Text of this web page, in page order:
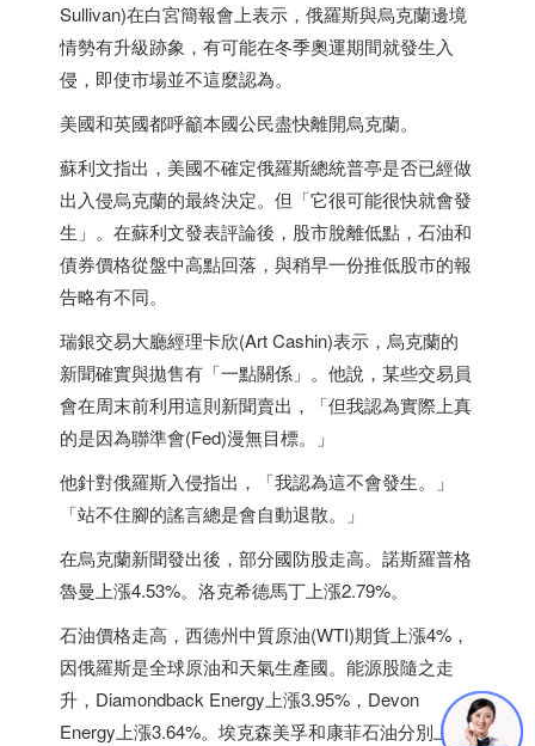
Sullivan)在白宮簡報會上表示，俄羅斯與烏克蘭邊境
情勢有升級跡象，有可能在冬季奧運期間就發生入
侵，即使市場並不這麼認為。
美國和英國都呼籲本國公民盡快離開烏克蘭。
蘇利文指出，美國不確定俄羅斯總統普亭是否已經做
出入侵烏克蘭的最終決定。但「它很可能很快就會發
生」。在蘇利文發表評論後，股市脫離低點，石油和
債券價格從盤中高點回落，與稍早一份推低股市的報
告略有不同。
瑞銀交易大廳經理卡欣(Art Cashin)表示，烏克蘭的
新聞確實與拋售有「一點關係」。他說，某些交易員
會在周末前利用這則新聞賣出，「但我認為實際上真
的是因為聯準會(Fed)漫無目標。」
他針對俄羅斯入侵指出，「我認為這不會發生。」
「站不住腳的謠言總是會自動退散。」
在烏克蘭新聞發出後，部分國防股走高。諾斯羅普格
魯曼上漲4.53%。洛克希德馬丁上漲2.79%。
石油價格走高，西德州中質原油(WTI)期貨上漲4%，
因俄羅斯是全球原油和天氣生產國。能源股隨之走
升，Diamondback Energy上漲3.95%，Devon
Energy上漲3.64%。埃克森美孚和康菲石油分別上漲